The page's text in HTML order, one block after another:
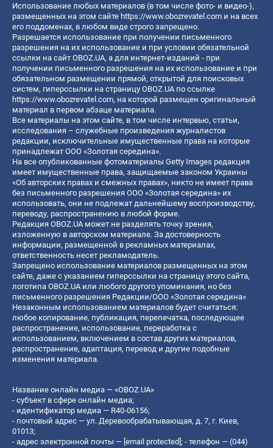
Использование любых материалов (в том числе фото- и видео-),
размещенных на этом сайте https://www.obozrevatel.com и на всех
его поддоменах, в любом виде строго запрещено.
Разрешается использование при получении письменного
разрешения на их использование и при условии обязательной
ссылки на сайт OBOZ.UA, а для интернет-изданий - при
получении письменного разрешения на их использование и при
обязательном размещении прямой, открытой для поисковых
систем, гиперссылки на страницу OBOZ.UA по ссылке
https://www.obozrevatel.com, на которой размещен оригинальный
материал в первом абзаце материала.
Все материалы на этом сайте, в том числе интервью, статьи,
исследования – служебные произведения журналистов
редакции, исключительные имущественные права на которые
принадлежат ООО «Золотая середина».
На все опубликованные фотоматериалы Getty Images редакция
имеет имущественные права, защищаемые законом Украины
«Об авторских правах и смежных правах», никто не имеет права
без письменного разрешения ООО «Золотая середина» их
использовать, они не подлежат дальнейшему воспроизводству,
переводу, распространению в любой форме.
Редакция OBOZ.UA может не разделять точку зрения,
изложенную в авторском материале. За достоверность
информации, размещенной в рекламных материалах,
ответственность несет рекламодатель.
Запрещено использование материалов размещенных на этом
сайте, даже с указанием гиперссылки на страницу этого сайта,
логотипа OBOZ.UA или любого другого упоминания, но без
письменного разрешения Редакции/ООО «Золотая середина»
Незаконным использованием материалов будет считаться:
любое копирование, публикация, перепечатка, последующее
распространение, использование, переработка с
использованием, включением в состав других материалов,
распространение, адаптация, перевод и другие подобные
изменения материала.
Название онлайн медиа — «OBOZ.UA»
- субъект в сфере онлайн медиа;
- идентификатор медиа — R40-06156;
- почтовый адрес — ул. Деревообрабатывающая, д. 7, г. Киев,
01013;
- адрес электронной почты — [email protected] ; - телефон — (044)